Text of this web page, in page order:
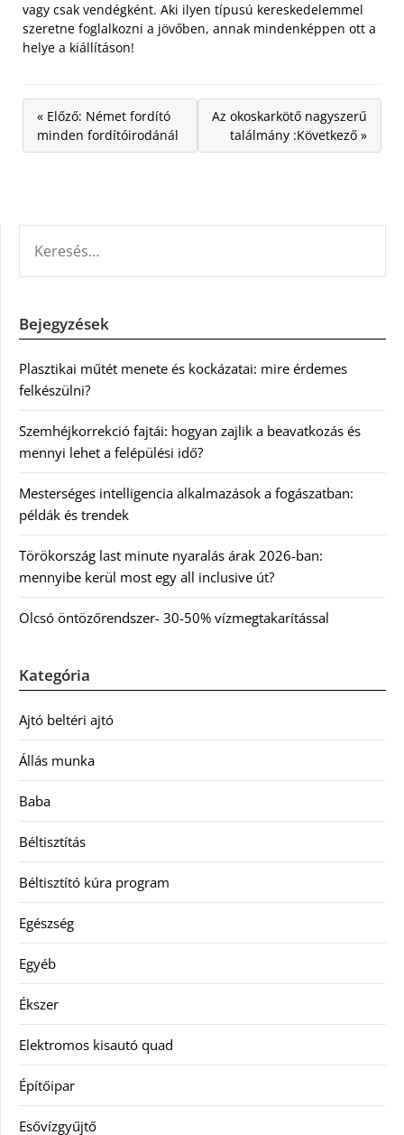
vagy csak vendégként. Aki ilyen típusú kereskedelemmel
szeretne foglalkozni a jövőben, annak mindenképpen ott a
helye a kiállításon!
« Előző: Német fordító
minden fordítóirodánál
Az okoskarkötő nagyszerű
találmány :Következő »
Bejegyzések
Plasztikai műtét menete és kockázatai: mire érdemes
felkészülni?
Szemhéjkorrekció fajtái: hogyan zajlik a beavatkozás és
mennyi lehet a felépülési idő?
Mesterséges intelligencia alkalmazások a fogászatban:
példák és trendek
Törökország last minute nyaralás árak 2026-ban:
mennyibe kerül most egy all inclusive út?
Olcsó öntözőrendszer- 30-50% vízmegtakarítással
Kategória
Ajtó beltéri ajtó
Állás munka
Baba
Béltisztítás
Béltisztító kúra program
Egészség
Egyéb
Ékszer
Elektromos kisautó quad
Építőipar
Esővízgyűjtő